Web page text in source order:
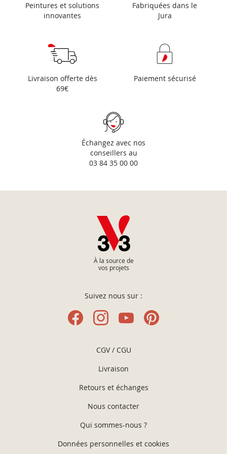
Peintures et solutions
innovantes
Fabriquées dans le
Jura
Livraison offerte dès
69€
Paiement sécurisé
Échangez avec nos
conseillers au
03 84 35 00 00
À la source de
vos projets
Suivez nous sur :
CGV / CGU
Livraison
Retours et échanges
Nous contacter
Qui sommes-nous ?
Données personnelles et cookies